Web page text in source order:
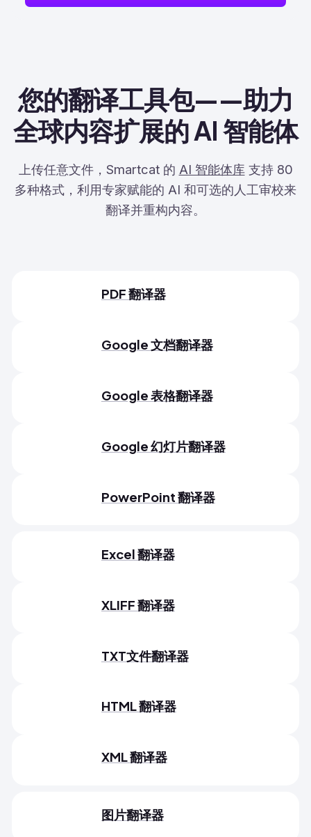
您的翻译工具包——助力
全球内容扩展的 AI 智能体
上传任意文件，Smartcat 的 AI 智能体库支持 80
多种格式，利用专家赋能的 AI 和可选的人工审校来
翻译并重构内容。
PDF 翻译器
Google 文档翻译器
Google 表格翻译器
Google 幻灯片翻译器
PowerPoint 翻译器
Excel 翻译器
XLIFF 翻译器
TXT文件翻译器
HTML 翻译器
XML 翻译器
图片翻译器